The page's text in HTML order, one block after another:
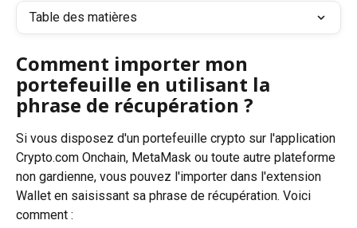
Table des matières
Comment importer mon
portefeuille en utilisant la
phrase de récupération ?
Si vous disposez d'un portefeuille crypto sur l'application
Crypto.com Onchain, MetaMask ou toute autre plateforme
non gardienne, vous pouvez l'importer dans l'extension
Wallet en saisissant sa phrase de récupération. Voici
comment :